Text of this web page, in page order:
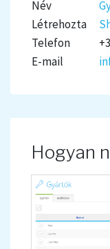
Név
Létrehozta
Telefon
E-mail
Hogyan